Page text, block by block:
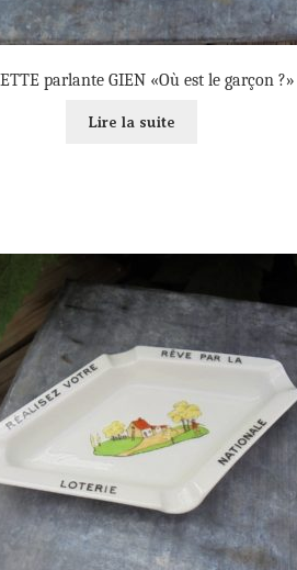
parlante GIEN «Où est le garçon ?»
Lire la suite